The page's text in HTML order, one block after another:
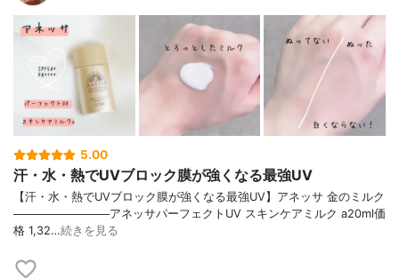
5.00
汗・水・熱でUVブロック膜が強くなる最強UV
【汗・水・熱でUVブロック膜が強くなる最強UV】アネッサ 金のミルク
────────────アネッサパーフェクトUV スキンケアミルク a20ml価
格 1,32…続きを見る